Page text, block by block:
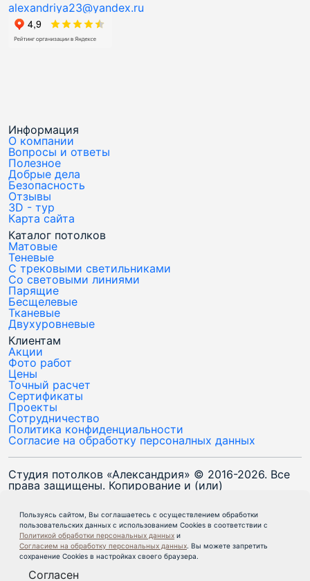
alexandriya23@yandex.ru
Информация
О компании
Вопросы и ответы
Полезное
Добрые дела
Безопасность
Отзывы
3D - тур
Карта сайта
Каталог потолков
Матовые
Теневые
С трековыми светильниками
Со световыми линиями
Парящие
Бесщелевые
Тканевые
Двухуровневые
Клиентам
Акции
Фото работ
Цены
Точный расчет
Сертификаты
Проекты
Сотрудничество
Политика конфиденциальности
Согласие на обработку персоналных данных
Студия потолков «Александрия» © 2016-2026. Все
права защищены. Копирование и (или)
соответствии с законодательством РФ об
авторском праве. Данный сайт носит
исключительно информационный характер и ни при
каких условиях не является публичной офертой,
определяемой статьями 437 ГК РФ.
Пользуясь сайтом, Вы соглашаетесь с осуществлением обработки
пользовательских данных с использованием Cookies в соответствии с
Политикой обработки персональных данных и
Согласием на обработку персональных данных. Вы можете запретить
сохранение Cookies в настройках своего браузера.
Согласен